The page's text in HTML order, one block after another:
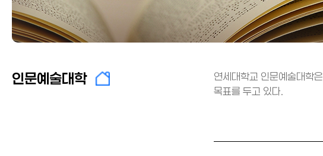
인문예술대학
연세대학교 인문예술대학
목표를 두고 있다.